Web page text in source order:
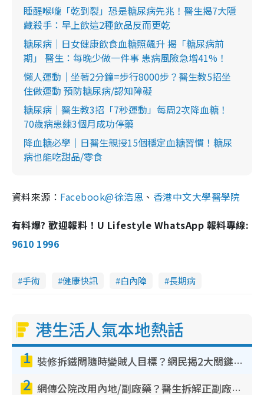
睡醒喉嚨「乾到裂」恐是糖尿病先兆！醫生揭7大隱
藏殺手：早上飲這2種飲品反而更乾
糖尿病｜日女健康飲食血糖照飆升 揭「糖尿病前
期」 醫生：每晚少做一件事 患病風險急增41%！
懶人運動｜坐著2分鐘=步行8000步？醫生教5招坐
住做運動 預防糖尿病/認知障礙
糖尿病｜醫生教3招「7秒運動」每周2次降血糖！
70歲病患練3個月成功停藥
降血糖必學｜日醫生親授15個穩定血糖習慣！糖尿
病也能吃甜品/零食
資料來源： Facebook@徐浩恩 、 香港中文大學醫學院
有料爆? 歡迎報料！U Lifestyle WhatsApp 報料專線:
9610 1996
手術 健康快訊 白內障 長期病
港生活人氣本地熱話
1 裝修拆鐵閘隨時變賊人目標？網民揭2大關鍵用途：裝新式等於白裝？附新舊鐵閘分別
2 網傳公院改用內地/副廠藥？醫生拆解正副廠分別 揭4類人換藥隨時出事